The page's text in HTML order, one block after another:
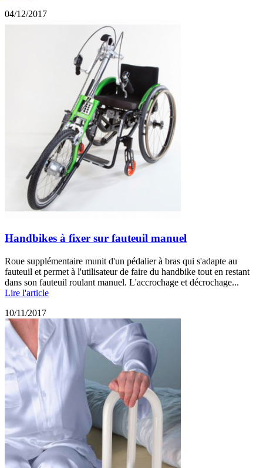
04/12/2017
Handbikes à fixer sur fauteuil manuel
Roue supplémentaire munit d'un pédalier à bras qui s'adapte au
fauteuil et permet à l'utilisateur de faire du handbike tout en restant
dans son fauteuil roulant manuel. L'accrochage et décrochage...
Lire l'article
10/11/2017